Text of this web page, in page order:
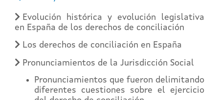
Evolución histórica y evolución legislativa
en España de los derechos de conciliación
Los derechos de conciliación en España
Pronunciamientos de la Jurisdicción Social
Pronunciamientos que fueron delimitando
diferentes cuestiones sobre el ejercicio